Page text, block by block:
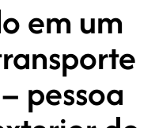
em um
pessoa